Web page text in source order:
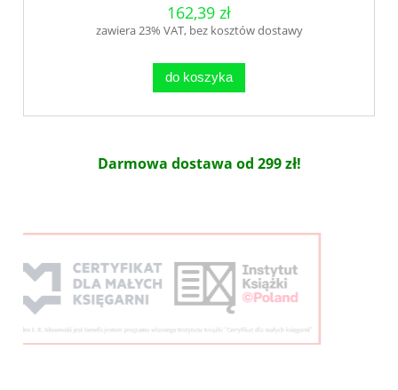
162,39 zł
zawiera 23% VAT, bez kosztów dostawy
do koszyka
Darmowa dostawa od 299 zł!